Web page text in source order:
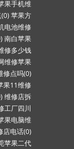
果手机维
苹果方
电池维修
南白苹果
修多少钱
维修苹果
修点吗(0)
果11维修
维修店拆
工厂四川
果电脑维
店电话(0)
苹果二代